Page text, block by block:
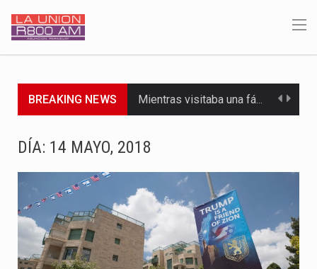
BREAKING NEWS Mientras visitaba una fábrica de armamentos en San Paulo, el…
El presidente de la República se encontraba en el aeropuerto…
Una familia atravesó momentos de extrema tensión durante la madrugada…
DÍA: 14 MAYO, 2018